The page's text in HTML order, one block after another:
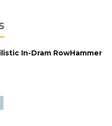
In-Dram RowHammer